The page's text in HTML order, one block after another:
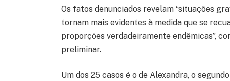
Os fatos denunciados revelam “situações
tornam mais evidentes à medida que se
proporções verdadeiramente endêmicas”,
preliminar.
Um dos 25 casos é o de Alexandra, o